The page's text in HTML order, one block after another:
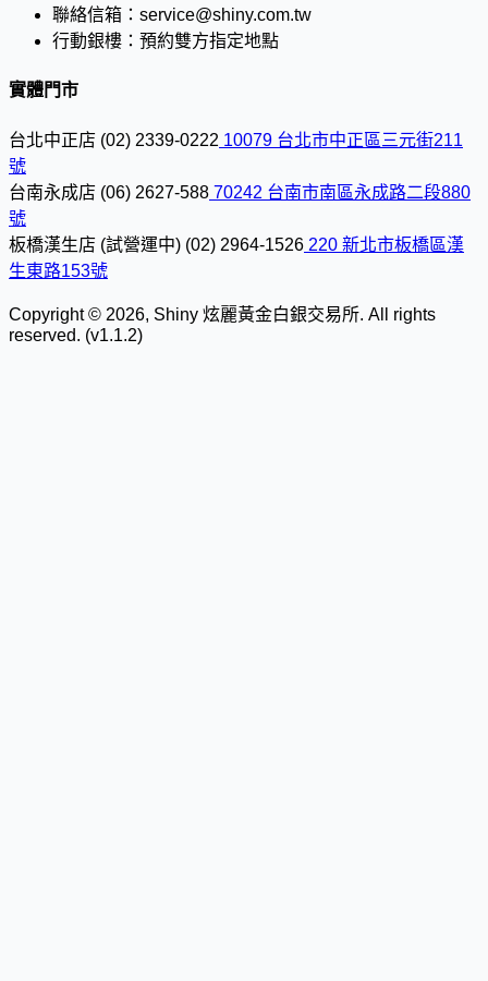
聯絡信箱： service@shiny.com.tw
行動銀樓： 預約雙方指定地點
實體門市
台北中正店 (02) 2339-0222 10079 台北市中正區三元街211
號
台南永成店 (06) 2627-588 70242 台南市南區永成路二段880
號
板橋漢生店 (試營運中) (02) 2964-1526 220 新北市板橋區漢
生東路153號
Copyright © 2026, Shiny 炫麗黃金白銀交易所. All rights
reserved. (v1.1.2)